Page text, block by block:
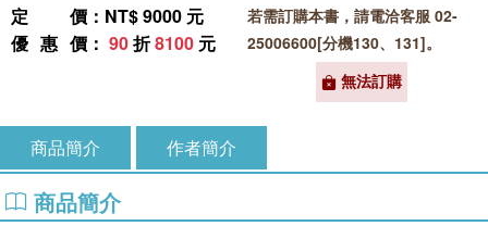
定價 ：NT$ 9000 元
優惠價 ： 90折8100 元
若需訂購本書，請電洽客服 02-
25006600[分機130、131]。
無法訂購
商品簡介 作者簡介
商品簡介